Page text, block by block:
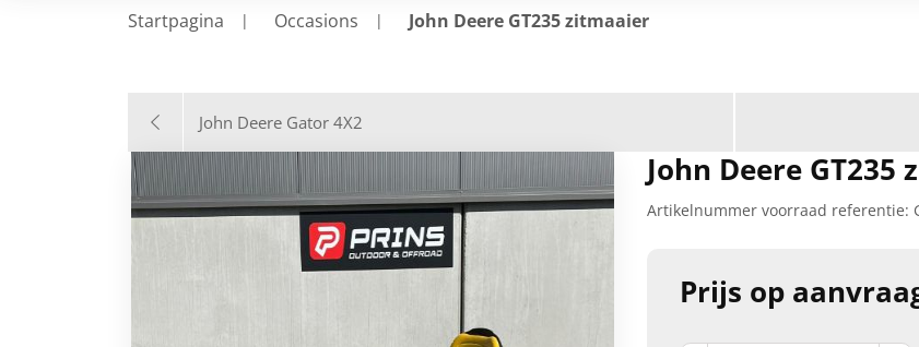
Startpagina Occasions John Deere GT235 zitmaaier
John Deere Gator 4X2
John Deere GT235
Artikelnummer voorraad referentie:
Prijs op